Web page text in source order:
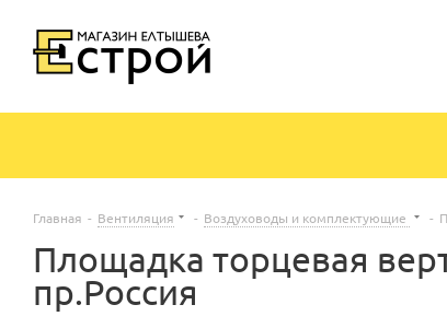
Главная - Вентиляция - Воздуховоды и комплектующие -
Площадка торцевая
пр.Россия